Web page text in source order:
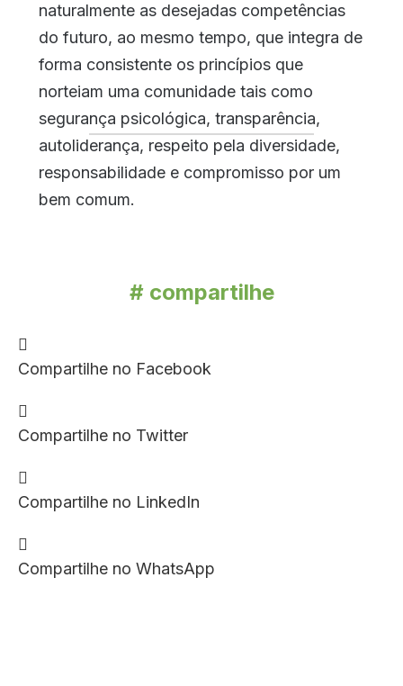
naturalmente as desejadas competências
do futuro, ao mesmo tempo, que integra de
forma consistente os princípios que
norteiam uma comunidade tais como
segurança psicológica, transparência,
autoliderança, respeito pela diversidade,
responsabilidade e compromisso por um
bem comum.
# compartilhe
Compartilhe no Facebook
Compartilhe no Twitter
Compartilhe no LinkedIn
Compartilhe no WhatsApp